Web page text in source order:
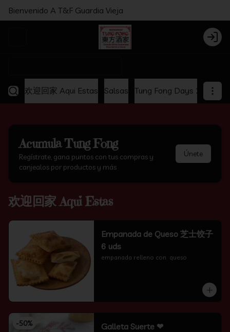
Bienvenido A T&F Guardia Vieja
Login
欢迎回家 Aqui Estas Salsas Tung Fong Days 2x1
AcumulaTung Fong
Regístrate, gana puntos con tus compras y
canjealos por productos y más
Únete
欢迎回家 Aqui Estas
Empanada de Queso 芝士饺子
6 uds
empanada relleno con  queso
-50% Galleta Suerte ❤